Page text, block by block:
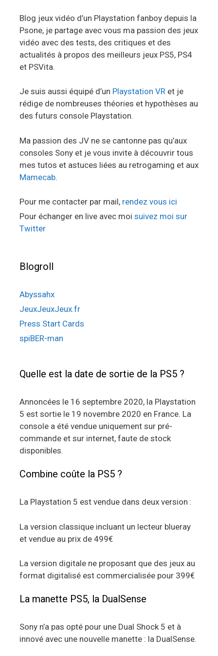
Blog jeux vidéo d’un Playstation fanboy depuis la
Psone, je partage avec vous ma passion des jeux
vidéo avec des tests, des critiques et des
actualités à propos des meilleurs jeux PS5, PS4
et PSVita.
Je suis aussi équipé d’un Playstation VR et je
rédige de nombreuses théories et hypothèses au
des futurs console Playstation.
Ma passion des JV ne se cantonne pas qu’aux
consoles Sony et je vous invite à découvrir tous
mes tutos et astuces liées au retrogaming et aux
Mamecab.
Pour me contacter par mail, rendez vous ici
Pour échanger en live avec moi suivez moi sur
Twitter
Blogroll
Abyssahx
JeuxJeuxJeux.fr
Press Start Cards
spiBER-man
Quelle est la date de sortie de la PS5 ?
Annoncées le 16 septembre 2020, la Playstation
5 est sortie le 19 novembre 2020 en France. La
console a été vendue uniquement sur pré-
commande et sur internet, faute de stock
disponibles.
Combine coûte la PS5 ?
La Playstation 5 est vendue dans deux version :
La version classique incluant un lecteur blueray
et vendue au prix de 499€
La version digitale ne proposant que des jeux au
format digitalisé est commercialisée pour 399€
La manette PS5, la DualSense
Sony n’a pas opté pour une Dual Shock 5 et à
innové avec une nouvelle manette : la DualSense.